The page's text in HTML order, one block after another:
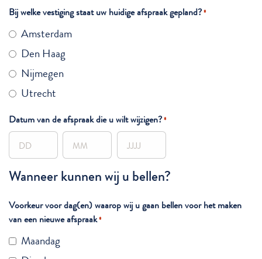
Bij welke vestiging staat uw huidige afspraak gepland?*
Amsterdam
Den Haag
Nijmegen
Utrecht
Datum van de afspraak die u wilt wijzigen?*
Dag Maand Jaar
Wanneer kunnen wij u bellen?
Voorkeur voor dag(en) waarop wij u gaan bellen voor het maken
van een nieuwe afspraak*
Maandag